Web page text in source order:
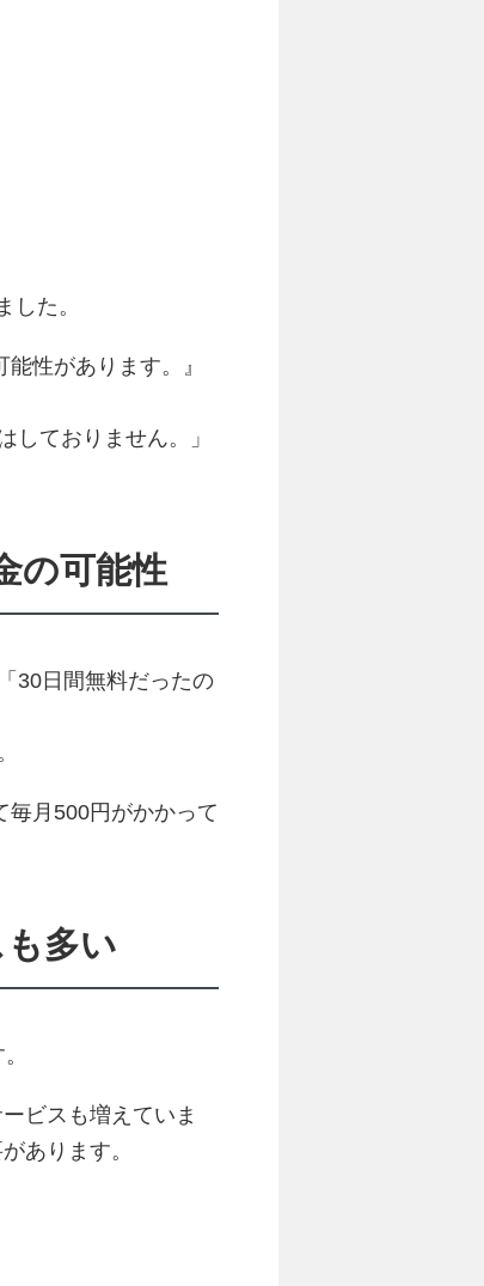
た。
性があります。』
ておりません。」
の可能性
30日間無料だったの
毎月500円がかかって
多い
ビスも増えていま
あります。